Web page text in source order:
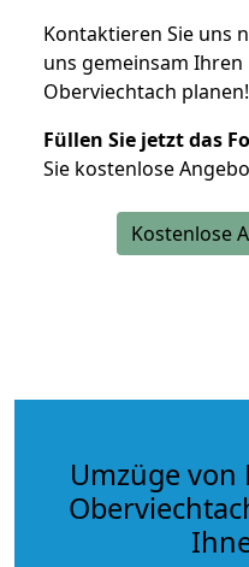
Kontaktieren Sie uns
uns gemeinsam Ihren
Oberviechtach planen!
Füllen Sie jetzt das
Sie kostenlose
Kostenlose
Umzüge von